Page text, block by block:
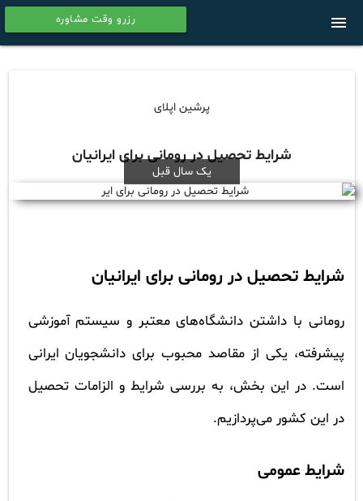
رزرو وقت مشاوره menu
پرشین اپلای
شرایط تحصیل در رومانی برای ایرانیان
یک سال قبل
شرایط تحصیل در رومانی برای ایرانیان
رومانی با داشتن دانشگاه‌های معتبر و سیستم آموزشی
پیشرفته، یکی از مقاصد محبوب برای دانشجویان ایرانی
است. در این بخش، به بررسی شرایط و الزامات تحصیل
در این کشور می‌پردازیم.
شرایط عمومی